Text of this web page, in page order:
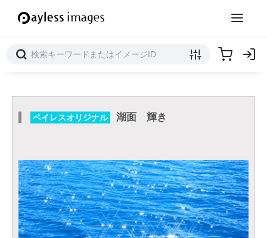
ペイレスオリジナル 湖面 輝き